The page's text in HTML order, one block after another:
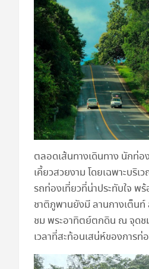
ตลอดเส้นทางเดินทาง นักท่อ
เคี้ยวสวยงาม โดยเฉพาะบริ
รถท่องเที่ยวที่น่าประทับใจ
ชาติภูพานยังมี ลานกางเต็น
ชม พระอาทิตย์ตกดิน ณ จุดช
เวลาที่สะท้อนเสน่ห์ของการ